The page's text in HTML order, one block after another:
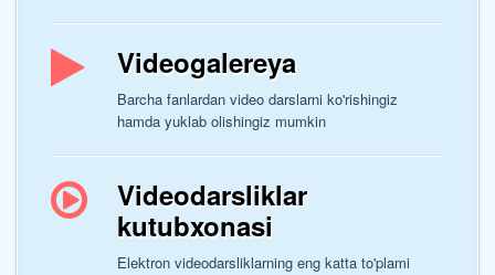
Videogalereya
Barcha fanlardan video darslarni ko'rishingiz
hamda yuklab olishingiz mumkin
Videodarsliklar
kutubxonasi
Elektron videodarsliklarning eng katta to'plami